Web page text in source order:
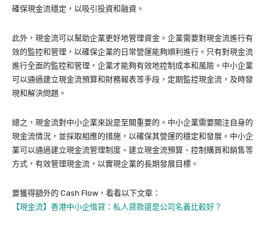
確保現金流穩定，以吸引投資和融資。
此外，現金流可以幫助企業更好地管理資金。企業需要對現金流進行有
效的監控和管理，以確保企業的日常營運能夠順利進行。只有對現金流
進行全面的監控和管理，企業才能夠有效地控制成本和風險。中小企業
可以通過建立現金流預算和財務報表等手段，定期監控現金流，及時發
現和解決問題。
總之，現金流對中小企業來說是至關重要的。中小企業需要關注自身的
現金流情況，並採取相應的措施，以確保其營運的穩定和發展。中小企
業可以通過建立現金流管理制度、建立現金流預算、控制購買和銷售等
方式，有效管理現金流，以實現企業的長期發展目標。
要獲得額外的 Cash Flow，看看以下文章：
【現金流】香港中小企借貸：私人貸款還是公司名義比較好？